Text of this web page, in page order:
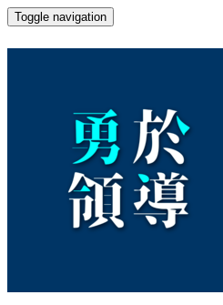
Toggle navigation